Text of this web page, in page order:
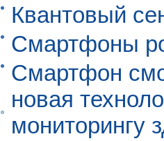
Квантовый
Смартфоны
Смартфон
новая
мониторингу